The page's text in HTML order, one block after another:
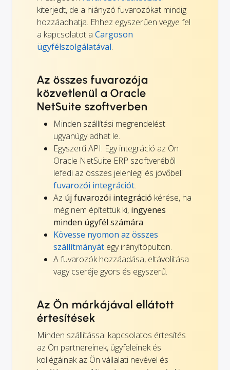
kiterjedt, de a hiányzó fuvarozókat mindig
hozzáadhatja. Ehhez egyszerűen vegye fel
a kapcsolatot a Cargoson
ügyfélszolgálatával.
Az összes fuvarozója
közvetlenül a Oracle
NetSuite szoftverben
Minden szállítási megrendelést
ugyanúgy adhat le.
Egyszerű API: Egy integráció az Ön
Oracle NetSuite ERP szoftveréből
lefedi az összes jelenlegi és jövőbeli
fuvarozói integrációt.
Az új fuvarozói integráció kérése, ha
még nem építettük ki, ingyenes
minden ügyfél számára.
Kövesse nyomon az összes
szállítmányát egy irányítópulton.
A fuvarozók hozzáadása, eltávolítása
vagy cseréje gyors és egyszerű.
Az Ön márkájával ellátott
értesítések
Minden szállítással kapcsolatos értesítés
az Ön partnereinek, ügyfeleinek és
kollégáinak az Ön vállalati nevével és